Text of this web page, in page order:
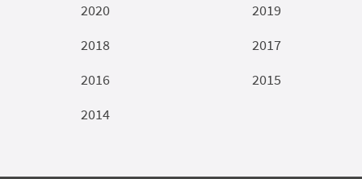
2020
2019
2018
2017
2016
2015
2014